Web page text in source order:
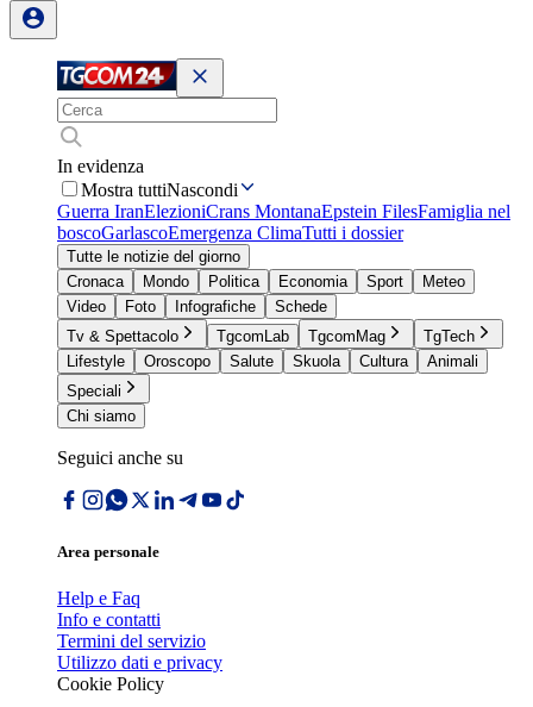
In evidenza
Mostra tuttiNascondi
Guerra IranElezioniCrans MontanaEpstein FilesFamiglia nel
boscoGarlascoEmergenza ClimaTutti i dossier
Tutte le notizie del giorno
Cronaca
Mondo Politica Economia Sport
Meteo
Video
Foto Infografiche
Schede
Tv & Spettacolo
TgcomLab TgcomMag
TgTech
Lifestyle
Oroscopo Salute Skuola Cultura
Animali
Speciali
Chi siamo
Seguici anche su
Area personale
Help e Faq
Info e contatti
Termini del servizio
Utilizzo dati e privacy
Cookie Policy